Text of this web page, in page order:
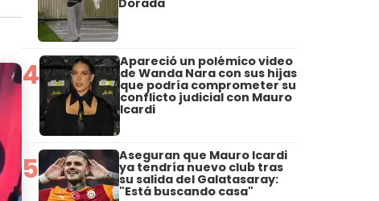
Dorada
4 Apareció un polémico video
de Wanda Nara con sus hijas
que podría comprometer su
conflicto judicial con Mauro
Icardi
5 Aseguran que Mauro Icardi
ya tendría nuevo club tras
su salida del Galatasaray:
"Está buscando casa"